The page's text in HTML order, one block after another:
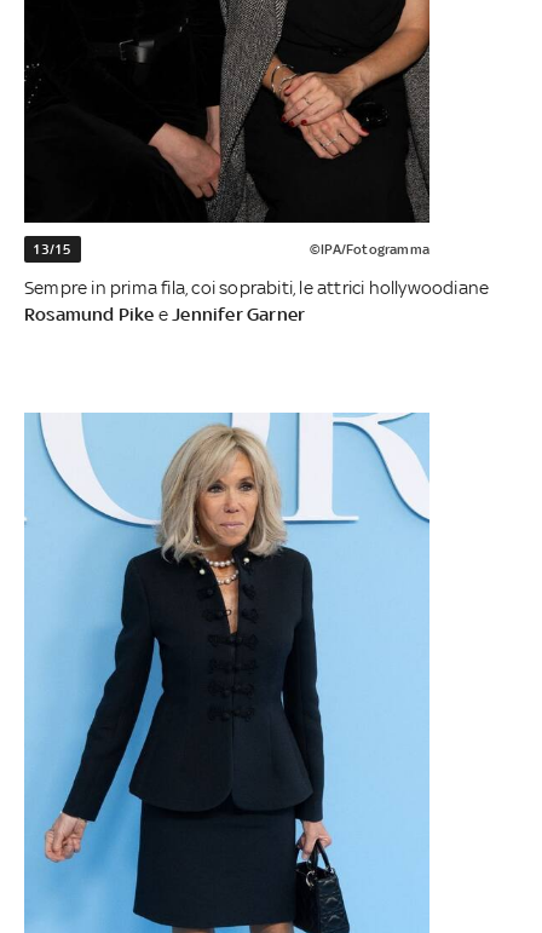
13/15 ©IPA/Fotogramma
Sempre in prima fila, coi soprabiti, le attrici hollywoodiane
Rosamund Pike e Jennifer Garner